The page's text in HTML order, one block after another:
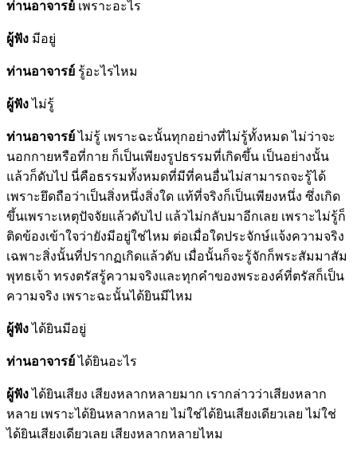
ท่านอาจารย์ เพราะอะไร
ผู้ฟัง มีอยู่
ท่านอาจารย์ รู้อะไรไหม
ผู้ฟังไม่รู้
ท่านอาจารย์ไม่รู้ เพราะฉะนั้นทุกอย่างที่ไม่รู้ทั้งหมด ไม่ว่าจะ
นอกกายหรือที่กาย ก็เป็นเพียงรูปธรรมที่เกิดขึ้น เป็นอย่างนั้น
แล้วก็ดับไป นี่คือธรรมทั้งหมดที่มีที่คนอื่นไม่สามารถจะรู้ได้
เพราะยึดถือว่าเป็นสิ่งหนึ่งสิ่งใด แท้ที่จริงก็เป็นเพียงหนึ่ง ซึ่งเกิด
ขึ้นเพราะเหตุปัจจัยแล้วดับไป แล้วไม่กลับมาอีกเลย เพราะไม่รู้ก็
ติดข้องเข้าใจว่ายังมีอยู่ใช่ไหม ต่อเมื่อใดประจักษ์แจ้งความจริง
เฉพาะสิ่งนั้นที่ปรากฏเกิดแล้วดับ เมื่อนั้นก็จะรู้จักก็พระสัมมาสัม
พุทธเจ้า ทรงตรัสรู้ความจริงและทุกคำของพระองค์ที่ตรัสก็เป็น
ความจริง เพราะฉะนั้นได้ยินมีไหม
ผู้ฟังได้ยินมีอยู่
ท่านอาจารย์ได้ยินอะไร
ผู้ฟังได้ยินเสียง เสียงหลากหลายมาก เรากล่าวว่าเสียงหลาก
หลาย เพราะได้ยินหลากหลาย ไม่ใช่ได้ยินเสียงเดียวเลย ไม่ใช่
ได้ยินเสียงเดียวเลย เสียงหลากหลายไหม